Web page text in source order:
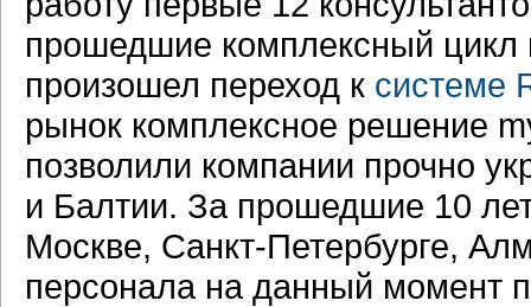
прошедшие комплексный цикл
произошел переход к системе
рынок комплексное решение
позволили компании прочно
и Балтии. За прошедшие 10
Москве, Санкт-Петербурге,
персонала на данный момент